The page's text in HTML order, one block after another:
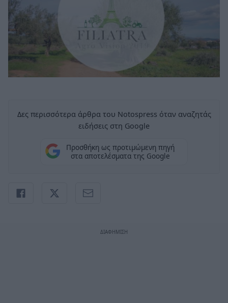
Δες περισσότερα άρθρα του Notospress όταν αναζητάς
ειδήσεις στη Google
Προσθήκη ως προτιμώμενη πηγή
στα αποτελέσματα της Google